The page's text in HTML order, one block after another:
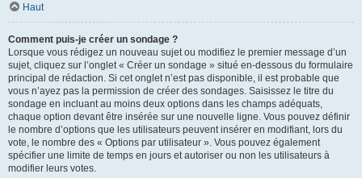
Haut
Comment puis-je créer un sondage ?
Lorsque vous rédigez un nouveau sujet ou modifiez le premier message d’un
sujet, cliquez sur l’onglet « Créer un sondage » situé en-dessous du formulaire
principal de rédaction. Si cet onglet n’est pas disponible, il est probable que
vous n’ayez pas la permission de créer des sondages. Saisissez le titre du
sondage en incluant au moins deux options dans les champs adéquats,
chaque option devant être insérée sur une nouvelle ligne. Vous pouvez définir
le nombre d’options que les utilisateurs peuvent insérer en modifiant, lors du
vote, le nombre des « Options par utilisateur ». Vous pouvez également
spécifier une limite de temps en jours et autoriser ou non les utilisateurs à
modifier leurs votes.